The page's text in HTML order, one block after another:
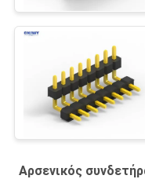
Αρσενικός